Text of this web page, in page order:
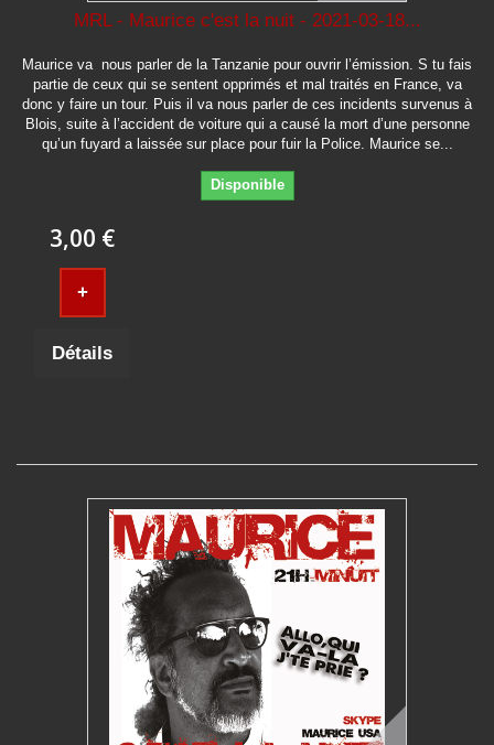
MRL - Maurice c'est la nuit - 2021-03-18...
Maurice va nous parler de la Tanzanie pour ouvrir l’émission. S tu fais
partie de ceux qui se sentent opprimés et mal traités en France, va
donc y faire un tour. Puis il va nous parler de ces incidents survenus à
Blois, suite à l’accident de voiture qui a causé la mort d’une personne
qu’un fuyard a laissée sur place pour fuir la Police. Maurice se...
Disponible
3,00 €
+
Détails